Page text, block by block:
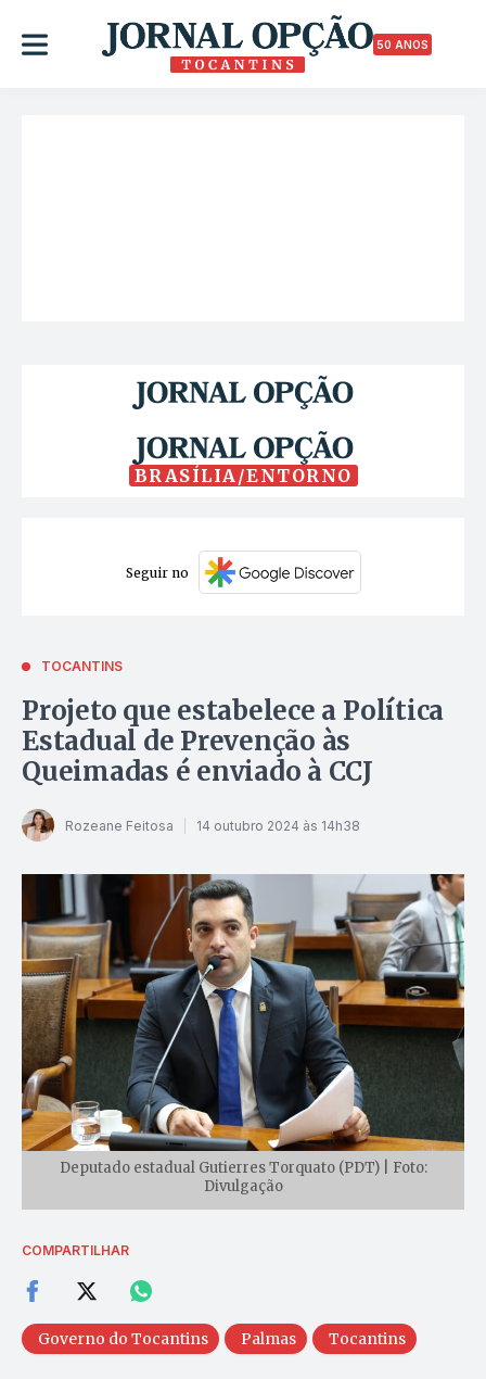
50 ANOS
BRASÍLIA/ENTORNO
Seguir no
TOCANTINS
Projeto que estabelece a Política
Estadual de Prevenção às
Queimadas é enviado à CCJ
Rozeane Feitosa 14 outubro 2024 às 14h38
Deputado estadual Gutierres Torquato (PDT) | Foto:
Divulgação
COMPARTILHAR
Governo do Tocantins Palmas Tocantins